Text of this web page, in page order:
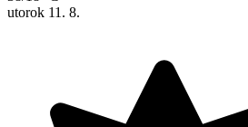
utorok 11. 8.